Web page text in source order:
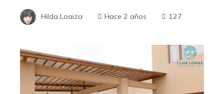
Hilda Loaiza Hace 2 años 127